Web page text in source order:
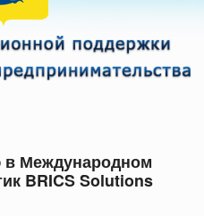
в Международном
BRICS Solutions